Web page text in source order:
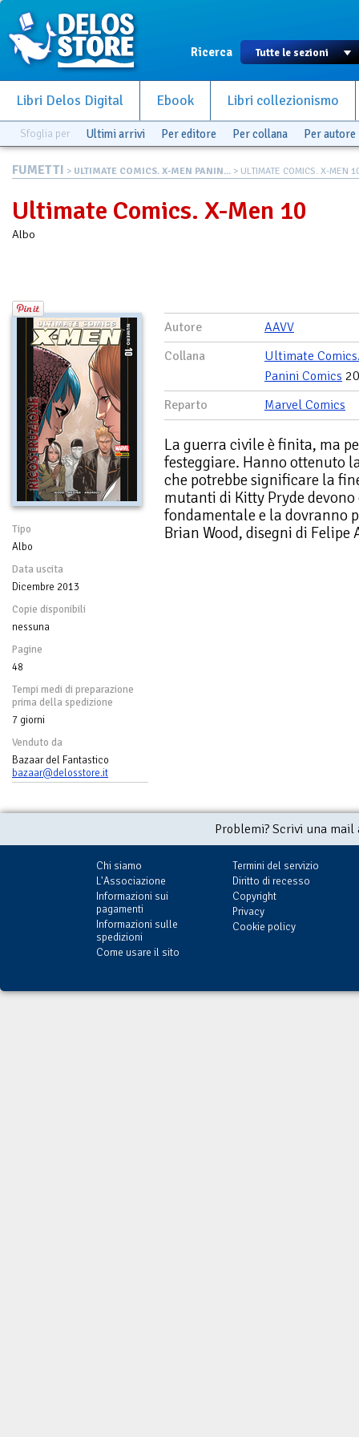
Ricerca
Libri Delos Digital Ebook Libri collezionismo
Sfoglia per Ultimi arrivi Per editore Per collana Per autore
FUMETTI > ULTIMATE COMICS. X-MEN PANIN... > ULTIMATE COMICS. X-MEN
Ultimate Comics. X-Men 10
Albo
Tipo
Albo
Data uscita
Dicembre 2013
Copie disponibili
nessuna
Pagine
48
Tempi medi di preparazione
prima della spedizione
7 giorni
Venduto da
Bazaar del Fantastico
bazaar@delosstore.it
Autore
AAVV
Collana
Ultimate
Panini Comics
Reparto
Marvel Comics
La guerra civile è finita, ma
festeggiare. Hanno ottenuto
che potrebbe significare la
mutanti di Kitty Pryde
fondamentale e la dovranno
Brian Wood, disegni di Felipe
Problemi? Scrivi una
Chi siamo
L'Associazione
Informazioni sui
pagamenti
Informazioni sulle
spedizioni
Come usare il sito
Termini del servizio
Diritto di recesso
Copyright
Privacy
Cookie policy